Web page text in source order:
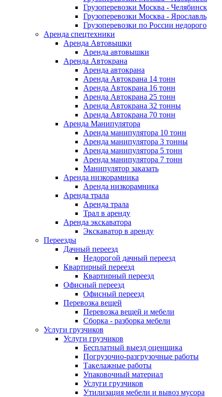
Грузоперевозки Москва - Челябинск
Грузоперевозки Москва - Ярославль
Грузоперевозки по России недорого
Аренда спецтехники
Аренда Автовышки
Аренда автовышки
Аренда Автокрана
Аренда автокрана
Аренда Автокрана 14 тонн
Аренда Автокрана 16 тонн
Аренда Автокрана 25 тонн
Аренда Автокрана 32 тонны
Аренда Автокрана 70 тонн
Аренда Манипулятора
Аренда манипулятора 10 тонн
Аренда манипулятора 3 тонны
Аренда манипулятора 5 тонн
Аренда манипулятора 7 тонн
Манипулятор заказать
Аренда низкорамника
Аренда низкорамника
Аренда трала
Аренда трала
Трал в аренду
Аренда экскаватора
Экскаватор в аренду
Переезды
Дачный переезд
Недорогой дачный переезд
Квартирный переезд
Квартирный переезд
Офисный переезд
Офисный переезд
Перевозка вещей
Перевозка вещей и мебели
Сборка - разборка мебели
Услуги грузчиков
Услуги грузчиков
Бесплатный выезд оценщика
Погрузочно-разгрузочные работы
Такелажные работы
Упаковочный материал
Услуги грузчиков
Утилизация мебели и вывоз мусора